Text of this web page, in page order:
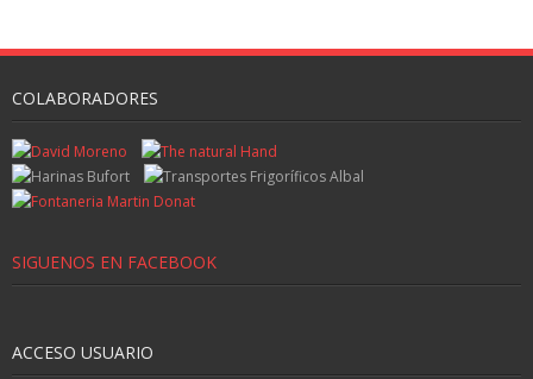
COLABORADORES
SIGUENOS EN FACEBOOK
ACCESO USUARIO